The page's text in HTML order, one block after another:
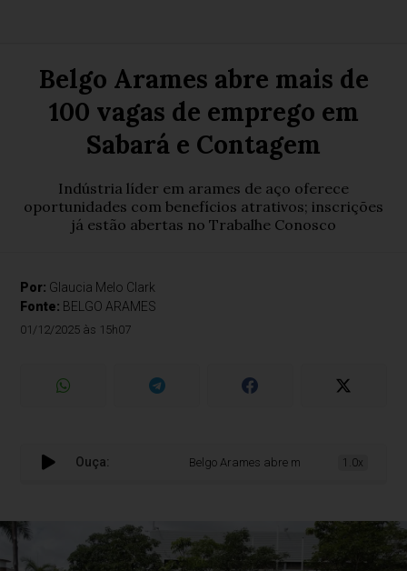
Belgo Arames abre mais de
100 vagas de emprego em
Sabará e Contagem
Indústria líder em arames de aço oferece
oportunidades com benefícios atrativos; inscrições
já estão abertas no Trabalhe Conosco
Por: Glaucia Melo Clark
Fonte: BELGO ARAMES
01/12/2025 às 15h07
Ouça: Belgo Arames abre mais de 100 vagas de
1.0x